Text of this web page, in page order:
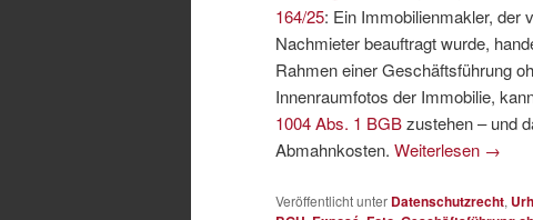
164/25: Ein Immobilienmakler, der
Nachmieter beauftragt wurde,
Rahmen einer Geschäftsführung
Innenraumfotos der Immobilie,
1004 Abs. 1 BGBzustehen – und
Abmahnkosten. Weiterlesen →
Veröffentlicht unter Datenschutzrecht,